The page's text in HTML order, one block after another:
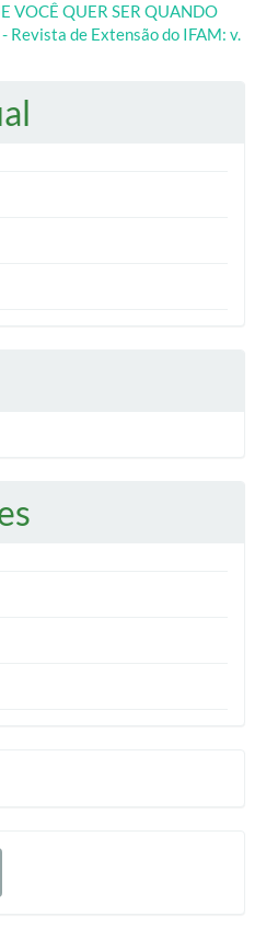
VOCÊ QUER SER QUANDO
Revista de Extensão do IFAM: v.